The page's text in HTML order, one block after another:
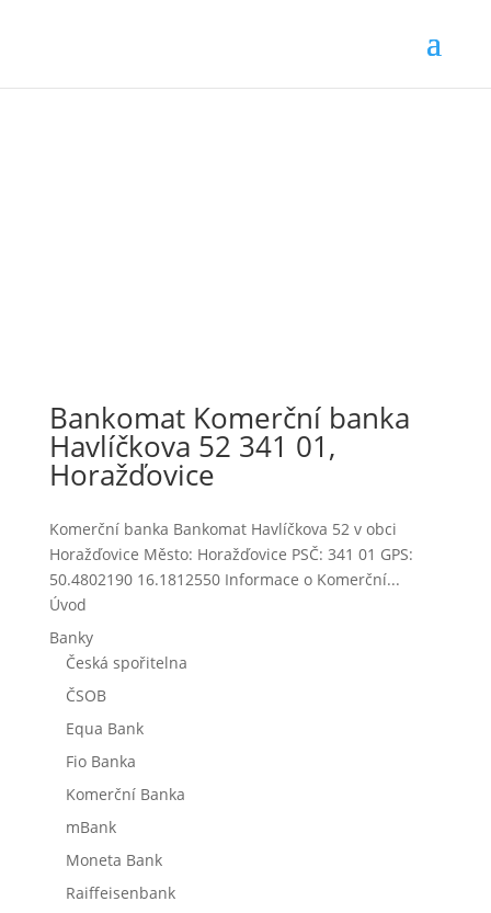
Bankomat Komerční banka
Havlíčkova 52 341 01,
Horažďovice
Komerční banka Bankomat Havlíčkova 52 v obci
Horažďovice Město: Horažďovice PSČ: 341 01 GPS:
50.4802190 16.1812550 Informace o Komerční...
Úvod
Banky
Česká spořitelna
ČSOB
Equa Bank
Fio Banka
Komerční Banka
mBank
Moneta Bank
Raiffeisenbank